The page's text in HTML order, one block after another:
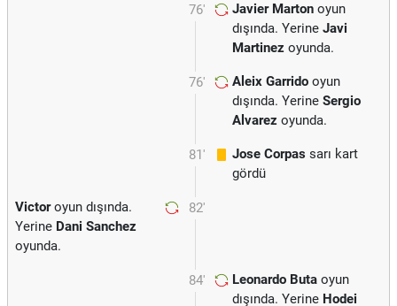
76' Javier Marton oyun
dışında. Yerine Javi
Martinez oyunda.
76' Aleix Garrido oyun
dışında. Yerine Sergio
Alvarez oyunda.
81' Jose Corpas sarı kart
gördü
82'
Victoroyun dışında.
Yerine Dani Sanchez
oyunda.
84' Leonardo Buta oyun
dışında. Yerine Hodei